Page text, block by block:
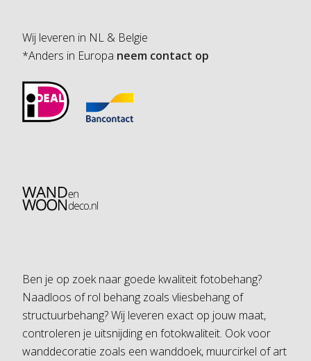
Wij leveren in NL & Belgie
*Anders in Europa neem contact op
Ben je op zoek naar goede kwaliteit fotobehang?
Naadloos of rol behang zoals vliesbehang of
structuurbehang? Wij leveren exact op jouw maat,
controleren je uitsnijding en fotokwaliteit. Ook voor
wanddecoratie zoals een wanddoek, muurcirkel of art